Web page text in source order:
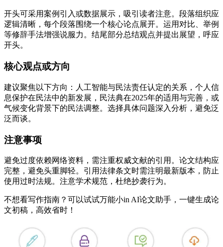
开头可采用案例引入或数据展示，吸引读者注意。段落组织应
逻辑清晰，每个段落围绕一个核心论点展开。运用对比、举例
等修辞手法增强说服力。结尾部分总结观点并提出展望，呼应
开头。
核心观点或方向
建议聚焦以下方向：人工智能与民法责任认定的关系，个人信
息保护在民法中的新发展，民法典在2025年的适用与完善，或
气候变化背景下的民法调整。选择具体问题深入分析，避免泛
泛而谈。
注意事项
避免过度依赖网络资料，需注重权威文献的引用。论文结构应
完整，避免头重脚轻。引用法律条文时需注明最新版本，防止
使用过时法规。注意学术规范，杜绝抄袭行为。
不想看写作指南？可以试试万能小in AI论文助手，一键生成论
文初稿，高效省时！